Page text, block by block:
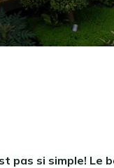
pas si simple!